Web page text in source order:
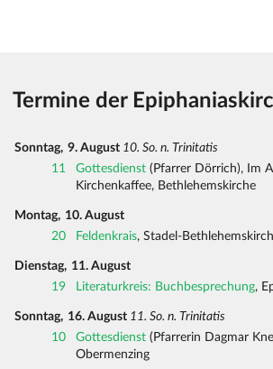
Termine der
Sonntag, 9. August 10. So. n. Trinitatis
11
Gottesdienst (Pfarrer Dörrich), Im
Kirchenkaffee, Bethlehemskirche
Montag, 10. August
20
Feldenkrais, Stadel-
Dienstag, 11. August
19
Literaturkreis: Buchbesprechung,
Sonntag, 16. August 11. So. n. Trinitatis
10
Gottesdienst (Pfarrerin Dagmar
Obermenzing